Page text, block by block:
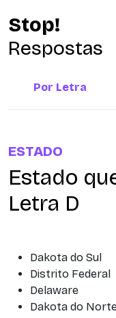
Stop!
Respostas
Por Letra
ESTADO
Estado
Letra D
Dakota do Sul
Distrito Federal
Delaware
Dakota do